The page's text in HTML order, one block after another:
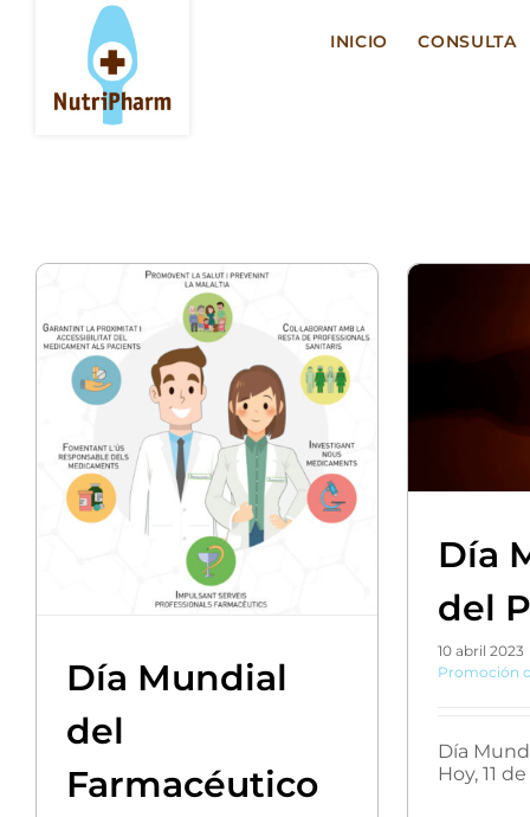
contenido
INICIO CONSULTA
Día Mundial
del
Farmacéutico
Día
del
10 abril 2023
Promoción
Día
Hoy, 11